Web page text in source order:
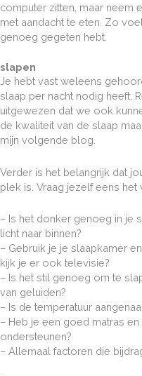
computer zitten, maar neem
met aandacht te eten. Zo
genoeg gegeten hebt.
slapen
Je hebt vast weleens
slaap per nacht nodig heeft.
uitgewezen dat we ook
de kwaliteit van de slaap
mijn volgende blog.
Verder is het belangrijk dat
plek is. Vraag jezelf eens het
– Is het donker genoeg in je
licht naar binnen?
– Gebruik je je slaapkamer
kijk je er ook televisie?
– Is het stil genoeg om te
van geluiden?
– Is de temperatuur
– Heb je een goed matras
ondersteunen?
– Allemaal factoren die